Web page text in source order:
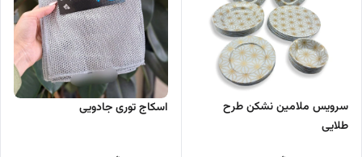
سرویس ملامین نشکن طرح
طلایی
اسکاج توری جادویی